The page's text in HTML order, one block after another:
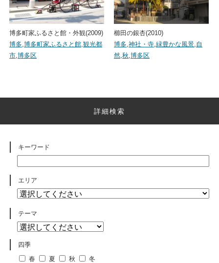
博多町家ふるさと館・外観(2009)
博多,博多町家ふるさと館,観光都
市,博多区
櫛田の銀杏(2010)
博多,神社・寺,緑豊かな風景,自
然,秋,博多区
詳細検索
キーワード
エリア
テーマ
四季
春
夏 秋 冬